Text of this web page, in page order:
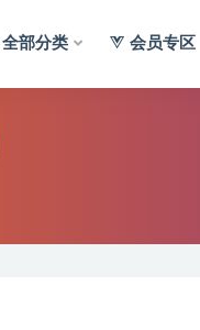
全部分类 会员专区